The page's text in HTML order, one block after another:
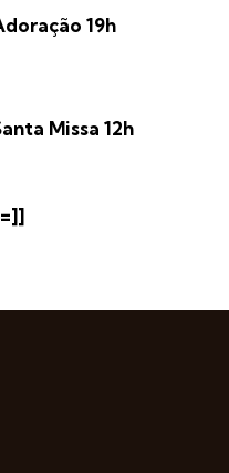
19h
Missa 12h